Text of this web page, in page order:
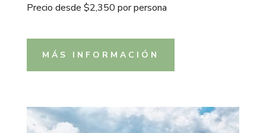
Precio desde $2,350 por persona
MÁS INFORMACIÓN